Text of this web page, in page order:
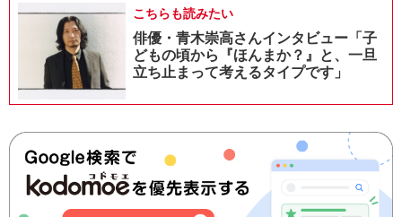
こちらも読みたい
俳優・青木崇高さんインタビュー「子
どもの頃から『ほんまか？』と、一旦
立ち止まって考えるタイプです」